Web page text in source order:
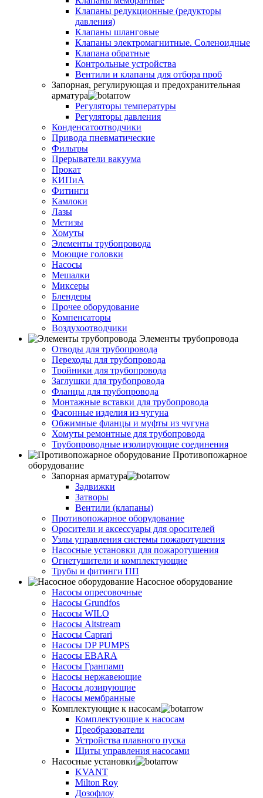
Клапаны редукционные (редукторы
давления)
Клапаны шланговые
Клапаны электромагнитные. Соленоидные
Клапана обратные
Контрольные устройства
Вентили и клапаны для отбора проб
Запорная, регулирующая и предохранительная
арматура
Регуляторы температуры
Регуляторы давления
Конденсатоотводчики
Привода пневматические
Фильтры
Прерыватели вакуума
Прокат
КИПиА
Фитинги
Камлоки
Лазы
Метизы
Хомуты
Элементы трубопровода
Моющие головки
Насосы
Мешалки
Миксеры
Блендеры
Прочее оборудование
Компенсаторы
Воздухоотводчики
Элементы трубопровода
Отводы для трубопровода
Переходы для трубопровода
Тройники для трубопровода
Заглушки для трубопровода
Фланцы для трубопровода
Монтажные вставки для трубопровода
Фасонные изделия из чугуна
Обжимные фланцы и муфты из чугуна
Хомуты ремонтные для трубопровода
Трубопроводные изолирующие соединения
Противопожарное
оборудование
Запорная арматура
Задвижки
Затворы
Вентили (клапаны)
Противопожарное оборудование
Оросители и аксессуары для оросителей
Узлы управления системы пожаротушения
Насосные установки для пожаротушения
Огнетушители и комплектующие
Трубы и фитинги ПП
Насосное оборудование
Насосы опресовочные
Насосы Grundfos
Насосы WILO
Насосы Altstream
Насосы Caprari
Насосы DP PUMPS
Насосы EBARA
Насосы Гранпамп
Насосы нержавеющие
Насосы дозирующие
Насосы мембранные
Комплектующие к насосам
Комплектующие к насосам
Преобразователи
Устройства плавного пуска
Щиты управления насосами
Насосные установки
KVANT
Milton Roy
Дозофлоу